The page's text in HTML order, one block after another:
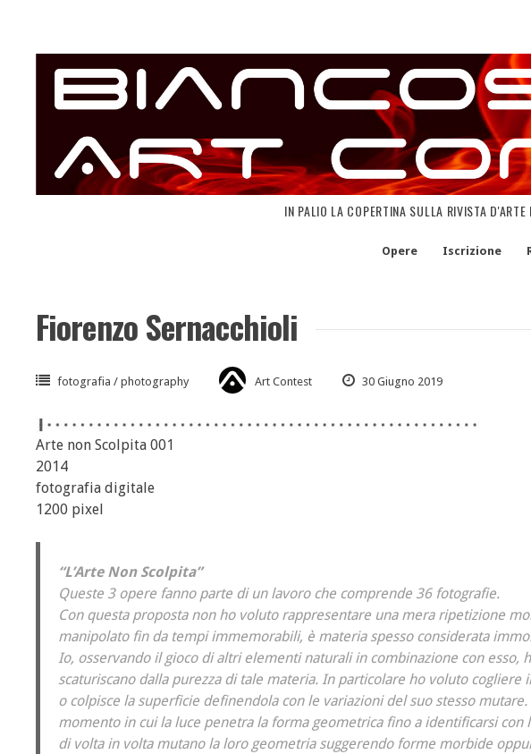
content
IN PALIO LA COPERTINA SULLA RIVISTA
Opere Iscrizione
Fiorenzo Sernacchioli
fotografia / photography Art Contest 30 Giugno 2019
Arte non Scolpita 001
2014
fotografia digitale
1200 pixel
“L’Arte Non Scolpita”
Queste 3 opere fanno parte di un lavoro che comprende 36 fotografie.
Con questa proposta non ho voluto rappresentare una mera ripetizione
manipolato fin da tempi immemorabili, è materia spesso considerata
Io, osservando il gioco di altri elementi naturali in combinazione con esso,
scaturiscano dalla purezza di tale materia. In particolare ho voluto cogliere
o colpisce la superficie definendola con le variazioni del suo stesso
momento in cui la luce penetra la forma geometrica fino a identificarsi
di volta in volta mutano la loro geometria suggerendo forme morbide